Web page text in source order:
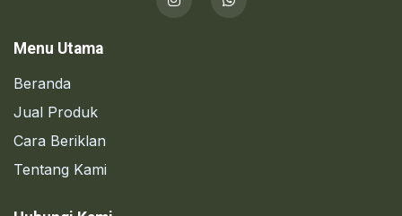
Menu Utama
Beranda
Jual Produk
Cara Beriklan
Tentang Kami